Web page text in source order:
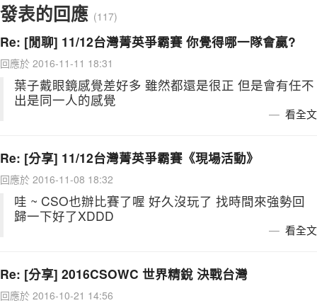
發表的回應 (117)
Re: [閒聊] 11/12台灣菁英爭霸賽 你覺得哪一隊會贏?
回應於 2016-11-11 18:31
葉子戴眼鏡感覺差好多 雖然都還是很正 但是會有任不
出是同一人的感覺
看全文
Re: [分享] 11/12台灣菁英爭霸賽《現場活動》
回應於 2016-11-08 18:32
哇 ~ CSO也辦比賽了喔 好久沒玩了 找時間來強勢回
歸一下好了XDDD
看全文
Re: [分享] 2016CSOWC 世界精銳 決戰台灣
回應於 2016-10-21 14:56